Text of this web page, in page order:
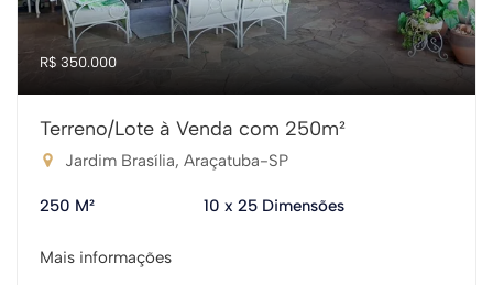
R$ 350.000
Terreno/Lote à Venda com 250m²
Jardim Brasília, Araçatuba-SP
250 M² 10 x 25 Dimensões
Mais informações